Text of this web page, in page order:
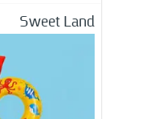
Sweet Land